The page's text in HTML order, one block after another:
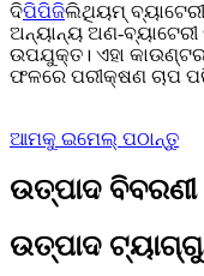
ଦିପିପିଜିଲିଥିୟମ୍
ଅନ୍ୟାନ୍ୟ ଅଣ-ବ୍ୟାଟେରୀ
ଉପଯୁକ୍ତ। ଏହା
ଫଳରେ ପରୀକ୍ଷଣ ଚାପ
ଆମକୁ ଇମେଲ୍ ପଠାନ୍ତୁ
ଉତ୍ପାଦ ବିବରଣୀ
ଉତ୍ପାଦ